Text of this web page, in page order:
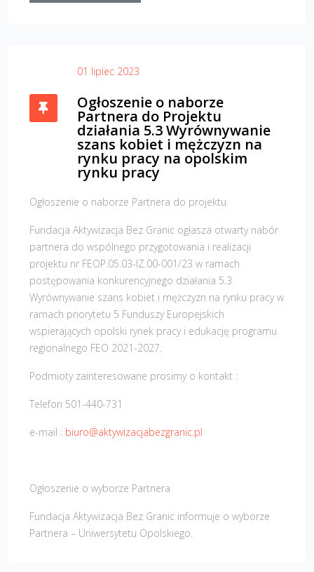
01 lipiec 2023
Ogłoszenie o naborze
Partnera do Projektu
działania 5.3 Wyrównywanie
szans kobiet i mężczyzn na
rynku pracy na opolskim
rynku pracy
Ogłoszenie o naborze Partnera do projektu
Fundacja Aktywizacja Bez Granic ogłasza otwarty nabór
partnera do wspólnego przygotowania i realizacji
projektu nr FEOP.05.03-IZ.00-001/23 w ramach
postępowania konkurencyjnego działania 5.3
Wyrównywanie szans kobiet i mężczyzn na rynku pracy w
ramach priorytetu 5 Funduszy Europejskich
wspierających opolski rynek pracy i edukację programu
regionalnego FEO 2021-2027.
Podmioty zainteresowane prosimy o kontakt :
Telefon 501-440-731
e-mail : biuro@aktywizacjabezgranic.pl
Ogłoszenie o wyborze Partnera
Fundacja Aktywizacja Bez Granic informuje o wyborze
Partnera – Uniwersytetu Opolskiego.